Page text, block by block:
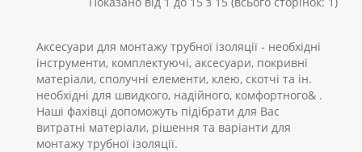
Аксесуари для монтажу трубної ізоляції - необхідні
інструменти, комплектуючі, аксесуари, покривні
матеріали, сполучні елементи, клею, скотчі та ін.
необхідні для швидкого, надійного, комфортного& .
Наші фахівці допоможуть підібрати для Вас
витратні матеріали, рішення та варіанти для
монтажу трубної ізоляції.